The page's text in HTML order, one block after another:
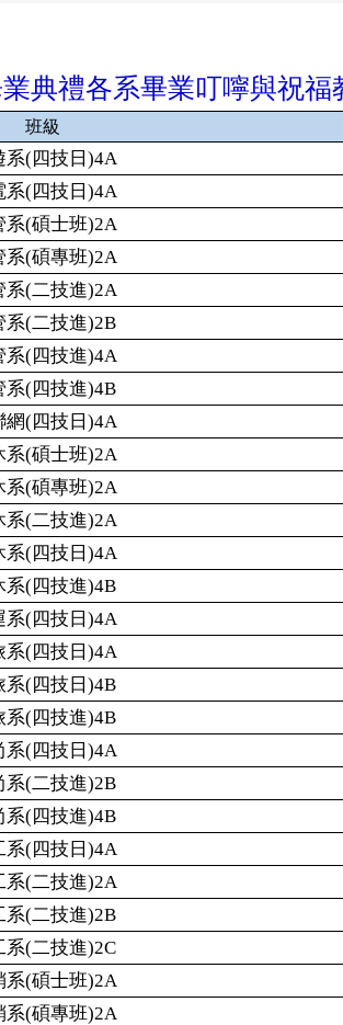
典禮各系畢業叮嚀與祝福
班級
系(四技日)4A
系(四技日)4A
系(碩士班)2A
系(碩專班)2A
系(二技進)2A
系(二技進)2B
系(四技進)4A
系(四技進)4B
網(四技日)4A
系(碩士班)2A
系(碩專班)2A
系(二技進)2A
系(四技日)4A
系(四技進)4B
系(四技日)4A
系(四技日)4A
系(四技日)4B
系(四技進)4B
系(四技日)4A
系(二技進)2B
系(四技進)4B
系(四技日)4A
系(二技進)2A
系(二技進)2B
系(二技進)2C
系(碩士班)2A
系(碩專班)2A